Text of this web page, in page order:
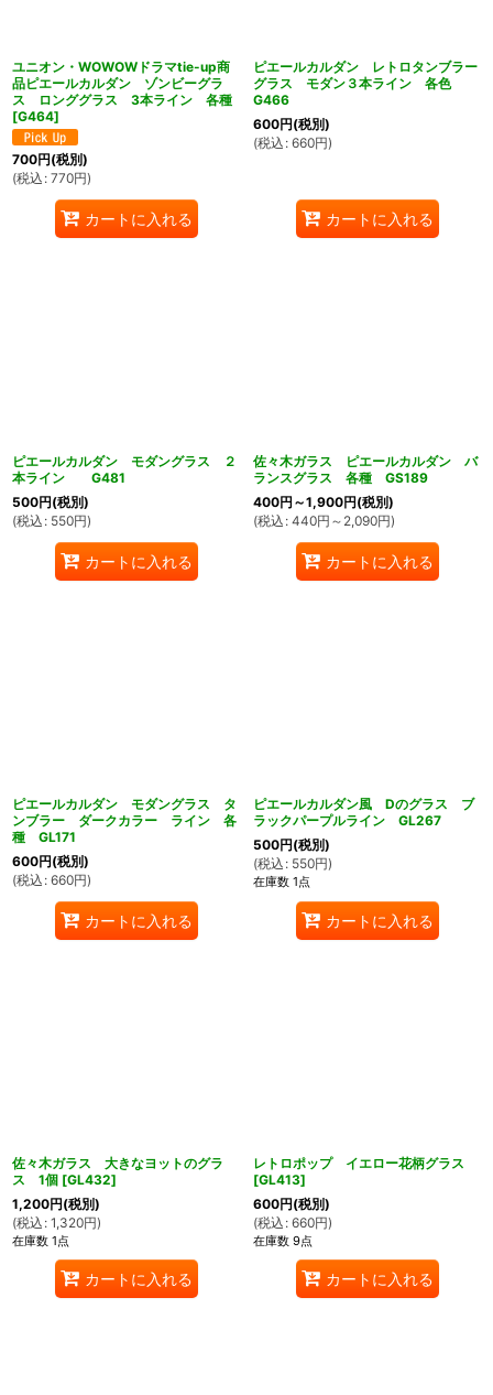
ユニオン・WOWOWドラマtie-up商
品ピエールカルダン ゾンビーグラ
ス ロンググラス 3本ライン 各種
[G464]
700円(税別)
(税込 : 770円)
カートに入れる
ピエールカルダン レトロタンブラー
グラス モダン３本ライン 各色
G466
600円(税別)
(税込 : 660円)
カートに入れる
ピエールカルダン モダングラス ２
本ライン G481
500円(税別)
(税込 : 550円)
カートに入れる
佐々木ガラス ピエールカルダン バ
ランスグラス 各種 GS189
400円 ～1,900円(税別)
(税込 : 440円 ～2,090円)
カートに入れる
ピエールカルダン モダングラス タ
ンブラー ダークカラー ライン 各
種 GL171
600円(税別)
(税込 : 660円)
カートに入れる
ピエールカルダン風 Dのグラス ブ
ラックパープルライン GL267
500円(税別)
(税込 : 550円)
在庫数 1点
カートに入れる
佐々木ガラス 大きなヨットのグラ
ス 1個 [GL432]
1,200円(税別)
(税込 : 1,320円)
在庫数 1点
カートに入れる
レトロポップ イエロー花柄グラス
[GL413]
600円(税別)
(税込 : 660円)
在庫数 9点
カートに入れる